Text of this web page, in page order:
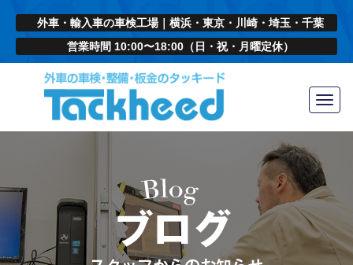
外車・輸入車の車検工場｜横浜・東京・川崎・埼玉・千葉
営業時間 10:00〜18:00（日・祝・月曜定休）